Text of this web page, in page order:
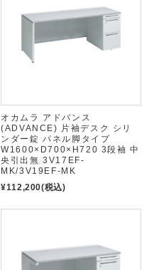
オカムラ アドバンス
(ADVANCE) 片袖デスク シリ
ンダー錠 パネル脚タイプ
W1600×D700×H720 3段袖 中
央引出無 3V17EF-
MK/3V19EF-MK
¥112,200(税込)